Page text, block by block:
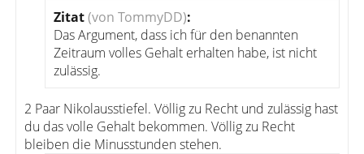
Zitat(von TommyDD):
Das Argument, dass ich für den benannten
Zeitraum volles Gehalt erhalten habe, ist nicht
zulässig.
2 Paar Nikolausstiefel. Völlig zu Recht und zulässig hast
du das volle Gehalt bekommen. Völlig zu Recht
bleiben die Minusstunden stehen.